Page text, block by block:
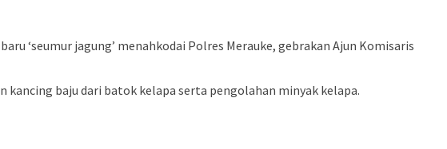
‘seumur jagung’ menahkodai Polres Merauke, gebrakan Ajun Komisaris
baju dari batok kelapa serta pengolahan minyak kelapa.